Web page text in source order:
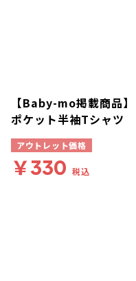
【Baby-mo掲載商品
ポケット半袖Tシャツ
アウトレット価格
￥330 税込